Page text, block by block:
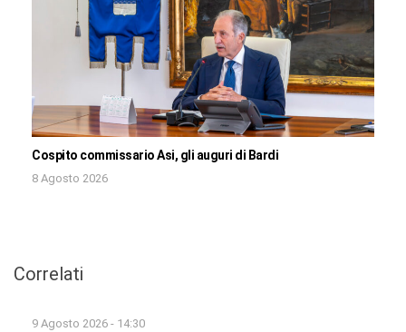
Cospito commissario Asi, gli auguri di Bardi
8 Agosto 2026
Correlati
9 Agosto 2026 - 14:30